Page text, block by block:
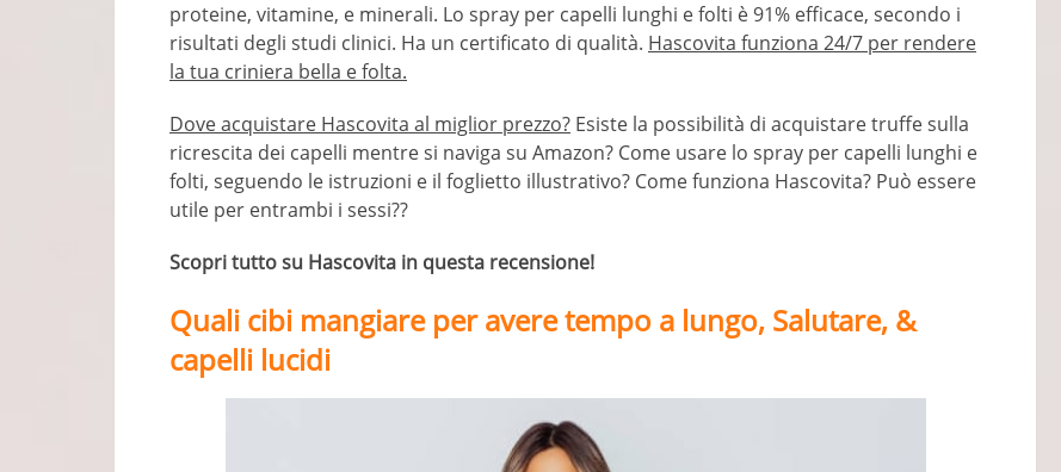
proteine, vitamine, e minerali. Lo spray per capelli lunghi e folti è 91% efficace, secondo i
risultati degli studi clinici. Ha un certificato di qualità. Hascovita funziona 24/7 per rendere
la tua criniera bella e folta.
Dove acquistare Hascovita al miglior prezzo? Esiste la possibilità di acquistare truffe sulla
ricrescita dei capelli mentre si naviga su Amazon? Come usare lo spray per capelli lunghi e
folti, seguendo le istruzioni e il foglietto illustrativo? Come funziona Hascovita? Può essere
utile per entrambi i sessi??
Scopri tutto su Hascovita in questa recensione!
Quali cibi mangiare per avere tempo a lungo, Salutare, &
capelli lucidi